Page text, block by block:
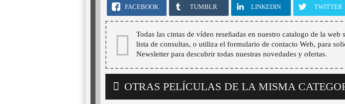
FACEBOOK TUMBLR LINKEDIN TWITTER
Todas las cintas de vídeo reseñadas en nuestro catalogo de la
lista de consultas, o utiliza el formulario de contacto Web, para
Newsletter para descubrir todas nuestras novedades y ofertas.
OTRAS PELÍCULAS DE LA MISMA